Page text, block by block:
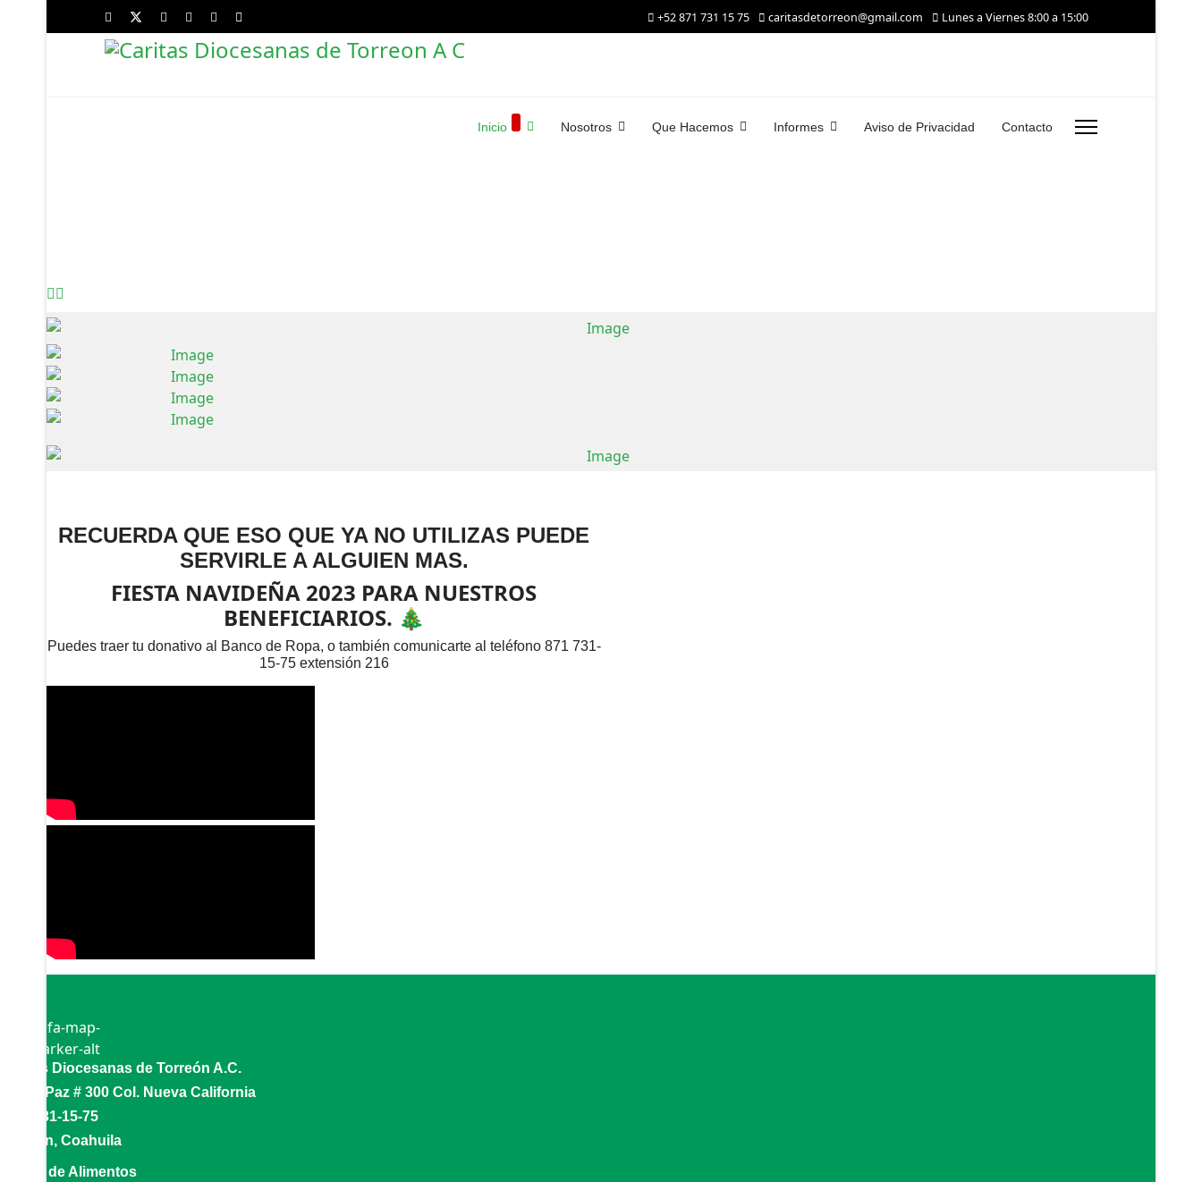
+52 871 731 15 75 caritasdetorreon@gmail.com Lunes a Viernes 8:00 a 15:00
Inicio Nosotros Que Hacemos Informes Aviso de Privacidad Contacto
RECUERDA QUE ESO QUE YA NO UTILIZAS PUEDE
SERVIRLE A ALGUIEN MAS.
FIESTA NAVIDEÑA 2023 PARA NUESTROS
BENEFICIARIOS. 🎄
Puedes traer tu donativo al Banco de Ropa, o también comunicarte al teléfono 871 731-
15-75 extensión 216
fas fa-map-
marker-alt
Cáritas Diocesanas de Torreón A.C.
Av. La Paz # 300 Col. Nueva California
(871)731-15-75
Torreón, Coahuila
Banco de Alimentos